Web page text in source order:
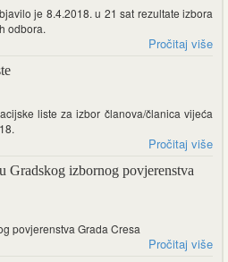
je 8.4.2018. u 21 sat rezultate izbora
odbora.
Pročitaj više
liste za izbor članova/članica vijeća
Pročitaj više
Gradskog izbornog povjerenstva
povjerenstva Grada Cresa
Pročitaj više